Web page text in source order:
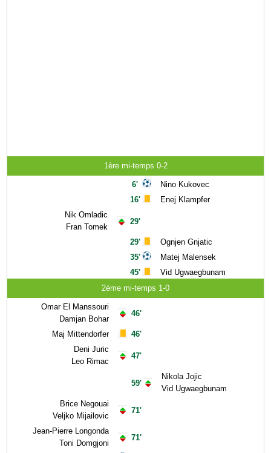
1ère mi-temps 0-2
Nik Omladic
Fran Tomek
6'
16'
29'
29'
35'
45'
Nino Kukovec
Enej Klampfer
Ognjen Gnjatic
Matej Malensek
Vid Ugwaegbunam
2ème mi-temps 1-0
Omar El Manssouri
Damjan Bohar
Maj Mittendorfer
Deni Juric
Leo Rimac
Brice Negouai
Veljko Mijailovic
Jean-Pierre Longonda
Toni Domgjoni
46'
46'
47'
59'
71'
71'
Nikola Jojic
Vid Ugwaegbunam